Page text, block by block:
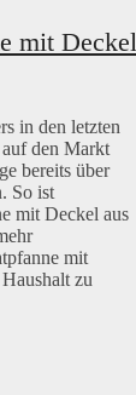
mit Deckel
in den letzten
auf den Markt
bereits über
So ist
mit Deckel aus
mit
zu